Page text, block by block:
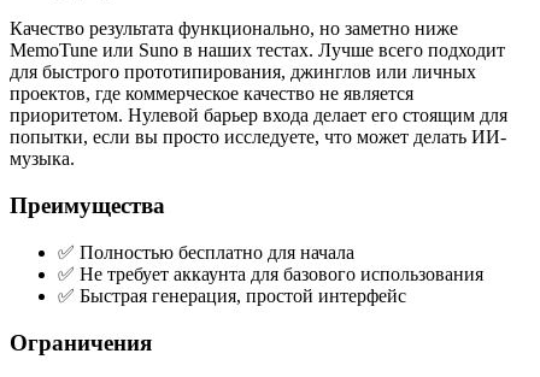
Качество результата функционально, но заметно ниже
MemoTune или Suno в наших тестах. Лучше всего подходит
для быстрого прототипирования, джинглов или личных
проектов, где коммерческое качество не является
приоритетом. Нулевой барьер входа делает его стоящим для
попытки, если вы просто исследуете, что может делать ИИ-
музыка.
Преимущества
✅ Полностью бесплатно для начала
✅ Не требует аккаунта для базового использования
✅ Быстрая генерация, простой интерфейс
Ограничения